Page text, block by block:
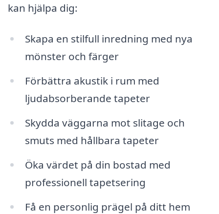
kan hjälpa dig:
Skapa en stilfull inredning med nya
mönster och färger
Förbättra akustik i rum med
ljudabsorberande tapeter
Skydda väggarna mot slitage och
smuts med hållbara tapeter
Öka värdet på din bostad med
professionell tapetsering
Få en personlig prägel på ditt hem